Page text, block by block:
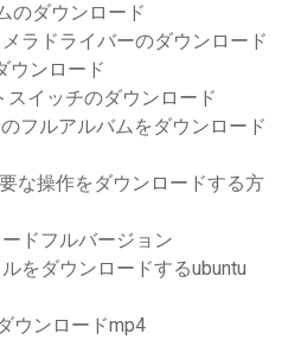
のダウンロード
ラドライバーのダウンロード
ウンロード
スイッチのダウンロード
フルアルバムをダウンロード
な操作をダウンロードする方
ドフルバージョン
をダウンロードするubuntu
ウンロードmp4